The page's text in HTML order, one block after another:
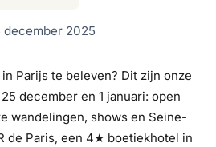
25
december 2025
Parijs te beleven? Dit zijn onze
december en 1 januari: open
wandelingen, shows en Seine-
de Paris, een 4★ boetiekhotel in